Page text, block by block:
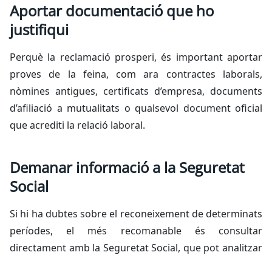
Aportar documentació que ho
justifiqui
Perquè la reclamació prosperi, és important aportar
proves de la feina, com ara contractes laborals,
nòmines antigues, certificats d’empresa, documents
d’afiliació a mutualitats o qualsevol document oficial
que acrediti la relació laboral.
Demanar informació a la Seguretat
Social
Si hi ha dubtes sobre el reconeixement de determinats
períodes, el més recomanable és consultar
directament amb la Seguretat Social, que pot analitzar